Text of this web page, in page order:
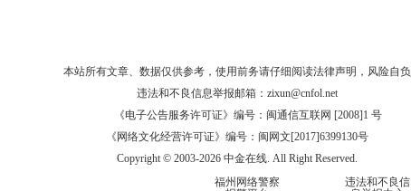
本站所有文章、数据仅供参考，使用前务请仔细阅读法律声明 ，风险自负
违法和不良信息举报邮箱： zixun@cnfol.net
《电子公告服务许可证》编号：闽通信互联网 [2008]1 号
《网络文化经营许可证》编号：闽网文[2017]6399130号
Copyright © 2003-2026 中金在线. All Right Reserved.
福州网络警察
违法和不良信